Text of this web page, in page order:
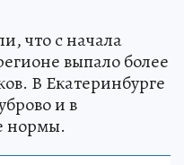
что с начала
выпало более
В Екатеринбурге
и в
нормы.